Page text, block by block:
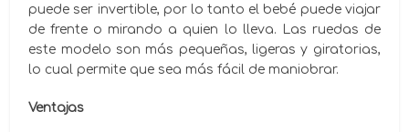
puede ser invertible, por lo tanto el bebé puede viajar
de frente o mirando a quien lo lleva. Las ruedas de
este modelo son más pequeñas, ligeras y giratorias,
lo cual permite que sea más fácil de maniobrar.
Ventajas